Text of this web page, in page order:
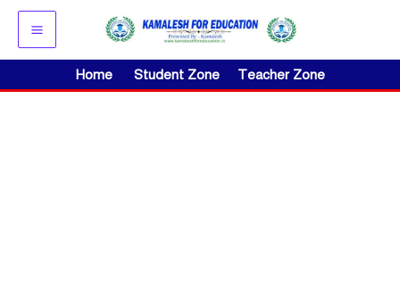
Skip
content
Home Student Zone Teacher Zone